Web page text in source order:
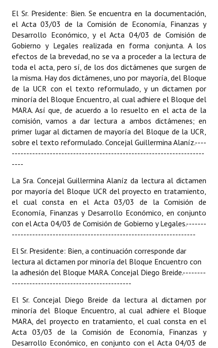
Bariloche, Municipio intercultural
Entrega de distinciones
REFORMA DE LA CARTA ORGÁNICA
El Sr. Presidente: Bien. Se encuentra en la documentación,
el Acta 03/03 de la Comisión de Economía, Finanzas y
Desarrollo Económico, y el Acta 04/03 de Comisión de
Gobierno y Legales realizada en forma conjunta. A los
efectos de la brevedad, no se va a proceder a la lectura de
toda el acta, pero sí, de los dos dictámenes que surgen de
la misma. Hay dos dictámenes, uno por mayoría, del Bloque
de la UCR con el texto reformulado, y un dictamen por
minoría del Bloque Encuentro, al cual adhiere el Bloque del
MARA. Así que, de acuerdo a lo resuelto en el acta de la
comisión, vamos a dar lectura a ambos dictámenes; en
primer lugar al dictamen de mayoría del Bloque de la UCR,
sobre el texto reformulado. Concejal Guillermina Alaníz.----
------------------------------------------------------------------
----
La Sra. Concejal Guillermina Alaníz da lectura al dictamen
por mayoría del Bloque UCR del proyecto en tratamiento,
el cual consta en el Acta 03/03 de la Comisión de
Economía, Finanzas y Desarrollo Económico, en conjunto
con el Acta 04/03 de Comisión de Gobierno y Legales.-------
---------------------------------------------------------------
El Sr. Presidente: Bien, a continuación corresponde dar
lectura al dictamen por minoría del Bloque Encuentro con
la adhesión del Bloque MARA. Concejal Diego Breide.--------
-----------------------------------------
El Sr. Concejal Diego Breide da lectura al dictamen por
minoría del Bloque Encuentro, al cual adhiere el Bloque
MARA, del proyecto en tratamiento, el cual consta en el
Acta 03/03 de la Comisión de Economía, Finanzas y
Desarrollo Económico, en conjunto con el Acta 04/03 de